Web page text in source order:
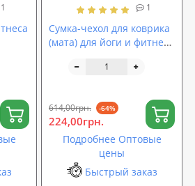
1
Сумка-чехол для коврика
(мата) для йоги и фитнеса
(FI-6011)
614,00грн. -64%
224,00грн.
Подробнее Оптовые
цены
Быстрый заказ